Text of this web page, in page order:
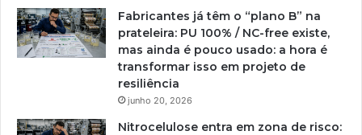
Fabricantes já têm o “plano B” na
prateleira: PU 100% / NC-free existe,
mas ainda é pouco usado: a hora é
transformar isso em projeto de
resiliência
junho 20, 2026
Nitrocelulose entra em zona de risco: